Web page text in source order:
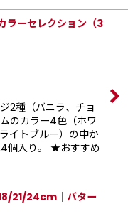
ラーセレクション（3
2種（バニラ、チョ
のカラー4色（ホワ
イトブルー）の中か
個入り。 ★おすすめ
21/24cm｜バター